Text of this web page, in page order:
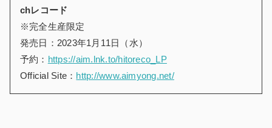
chレコード
※完全生産限定
発売日：2023年1月11日（水）
予約： https://aim.lnk.to/hitoreco_LP
Official Site： http://www.aimyong.net/